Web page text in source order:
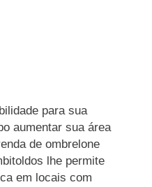
para sua
aumentar sua área
de ombrelone
lhe permite
em locais com